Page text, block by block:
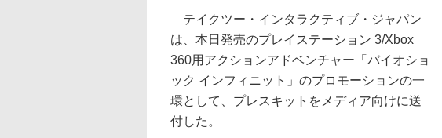
テイクツー・インタラクティブ・ジャパン
は、本日発売のプレイステーション 3/Xbox
360用アクションアドベンチャー「バイオショ
ック インフィニット」のプロモーションの一
環として、プレスキットをメディア向けに送
付した。